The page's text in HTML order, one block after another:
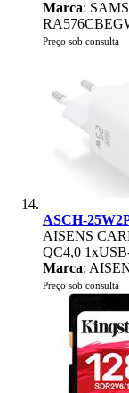
Marca:
Preço sob consulta
ASCH-
AISENS
QC4,0
Marca:
Preço sob consulta